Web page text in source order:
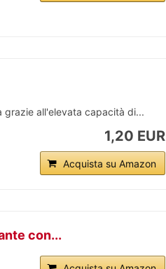
grazie all'elevata capacità di...
1,20 EUR
Acquista su Amazon
con...